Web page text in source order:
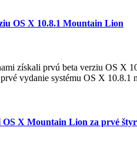
OS X 10.8.1 Mountain Lion
získali prvú beta verziu OS X
vydanie systému OS X 10.8.1
OS X Mountain Lion za prvé